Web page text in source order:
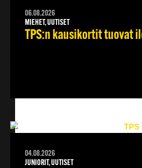
06.08.2026
MIEHET, UUTISET
TPS:n kausikortit tuovat
04.08.2026
JUNIORIT, UUTISET